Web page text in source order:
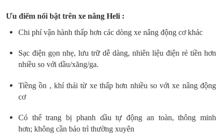
Ưu điểm nổi bật trên xe nâng Heli :
Chi phí vận hành thấp hơn các dòng xe nâng động cơ khác
Sạc điện gọn nhẹ, lưu trữ dễ dàng, nhiên liệu điện rẻ tiền hơn
nhiều so với dầu/xăng/ga.
Tiềng ồn , khí thải từ xe thấp hơn nhiều so với xe nâng động
cơ
Có thể trang bị phanh dầu tự động an toàn, thông minh
hơn; không cần bảo trì thường xuyên